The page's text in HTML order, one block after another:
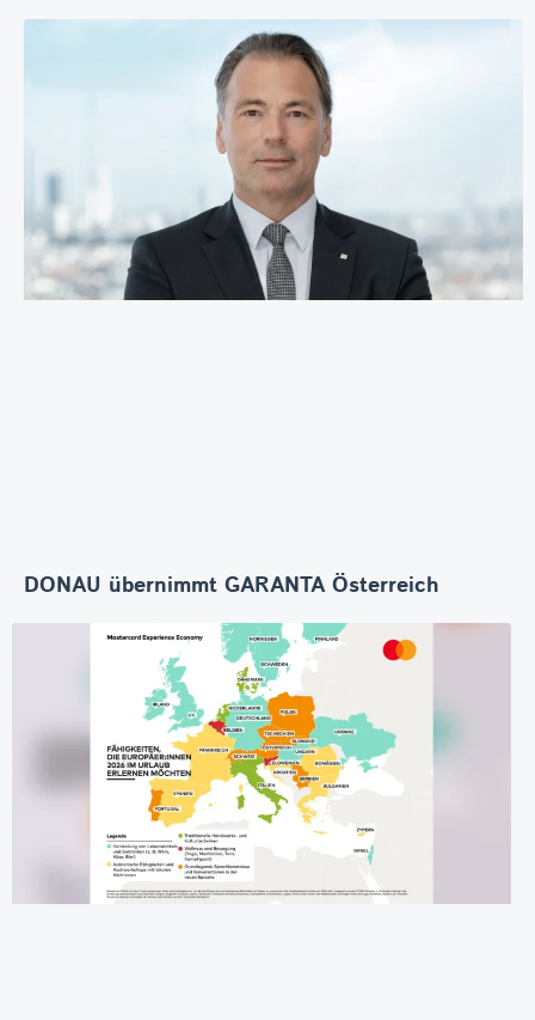
DONAU übernimmt GARANTA Österreich